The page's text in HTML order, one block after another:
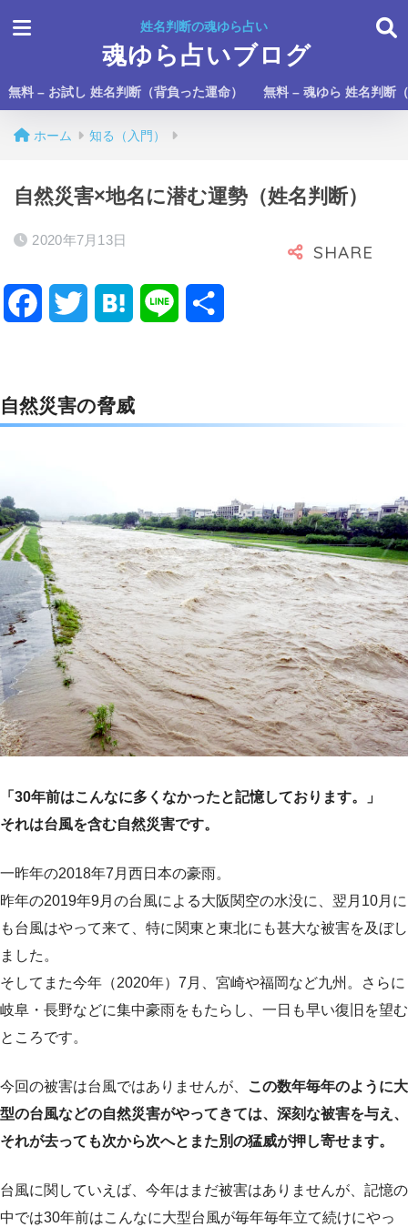
姓名判断の魂ゆら占い
魂ゆら占いブログ
無料 – お試し 姓名判断（背負った運命） 無料 – 魂ゆら 姓名判断
ホーム 知る（入門）
自然災害×地名に潜む運勢（姓名判断）
2020年7月13日
e
o
k
t e
自然災害の脅威
「30年前はこんなに多くなかったと記憶しております。」
それは台風を含む自然災害です。
一昨年の2018年7月西日本の豪雨。
昨年の2019年9月の台風による大阪関空の水没に、翌月10月に
も台風はやって来て、特に関東と東北にも甚大な被害を及ぼし
ました。
そしてまた今年（2020年）7月、宮崎や福岡など九州。さらに
岐阜・長野などに集中豪雨をもたらし、一日も早い復旧を望む
ところです。
今回の被害は台風ではありませんが、
この数年毎年のように大
型の台風などの自然災害がやってきては、深刻な被害を与え、
それが去っても次から次へとまた別の猛威が押し寄せます。
台風に関していえば、今年はまだ被害はありませんが、記憶の
中では30年前はこんなに大型台風が毎年毎年立て続けにやっ